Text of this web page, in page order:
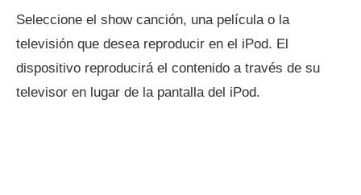
Seleccione el show canción, una película o la
televisión que desea reproducir en el iPod. El
dispositivo reproducirá el contenido a través de su
televisor en lugar de la pantalla del iPod.